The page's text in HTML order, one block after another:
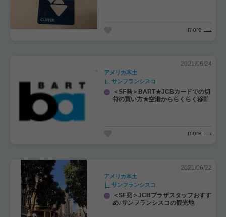
more
2021/06/24
アメリカ本土
サンフランシスコ
＜SF発＞BART★JCBカードでの切
符の買い方★空港かららくらく移動
more
2021/06/22
アメリカ本土
サンフランシスコ
＜SF発＞JCBプラザスタッフおすす
め♪サンフランシスコの観光地